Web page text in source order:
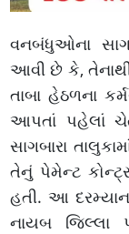
વનબંધુઓના
આવી છે કે, તેનાથી
તાબા હેઠળના
આપતાં પહેલાં
સાગબારા
તેનું પેમેન્ટ
હતી. આ દરમ્યાન
નાયબ જિલ્લા